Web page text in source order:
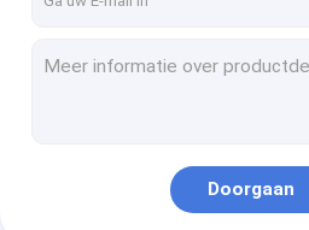
Buitenruimte aluminium uittrekbare vensterluiken
Elektriciteitsconservatorium luifel dakraam
Aluminium gemotoriseerde
Doorgaan